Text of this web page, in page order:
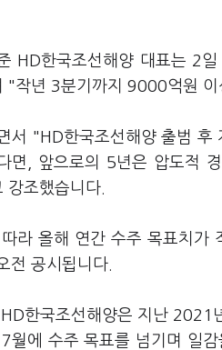
HD한국조선해양 대표는 2
"작년 3분기까지 9000억원 이
서 "HD한국조선해양 출범 후
면, 앞으로의 5년은 압도적
강조했습니다.
라 올해 연간 수주 목표치가
전 공시됩니다.
한국조선해양은 지난 2021
월에 수주 목표를 넘기며 일